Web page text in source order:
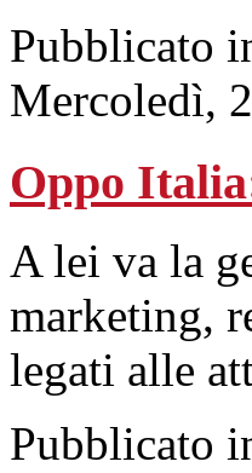
Pubblicato
Mercoledì,
Oppo
A lei va la
marketing,
legati alle
Pubblicato